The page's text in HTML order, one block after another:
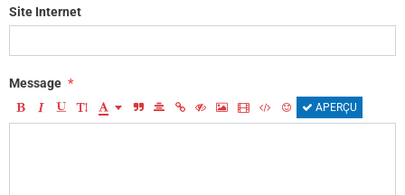
Site Internet
Message
APERÇU